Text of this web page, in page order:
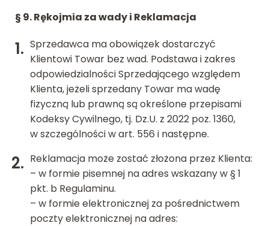
§ 9.Rękojmia za wady i Reklamacja
Sprzedawca ma obowiązek dostarczyć
Klientowi Towar bez wad. Podstawa i zakres
odpowiedzialności Sprzedającego względem
Klienta, jeżeli sprzedany Towar ma wadę
fizyczną lub prawną są określone przepisami
Kodeksy Cywilnego, tj. Dz.U. z 2022 poz. 1360,
w szczególności w art. 556 i następne.
Reklamacja może zostać złożona przez Klienta:
– w formie pisemnej na adres wskazany w § 1
pkt. b Regulaminu.
– w formie elektronicznej za pośrednictwem
poczty elektronicznej na adres: